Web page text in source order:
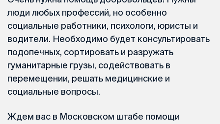
люди любых профессий, но особенно
социальные работники, психологи, юристы и
водители. Необходимо будет консультировать
подопечных, сортировать и разружать
гуманитарные грузы, содействовать в
перемещении, решать медицинские и
социальные вопросы.
Ждем вас в Московском штабе помощи